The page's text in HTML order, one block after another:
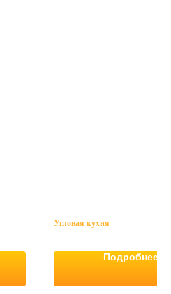
Угловая кухня
Подробнее